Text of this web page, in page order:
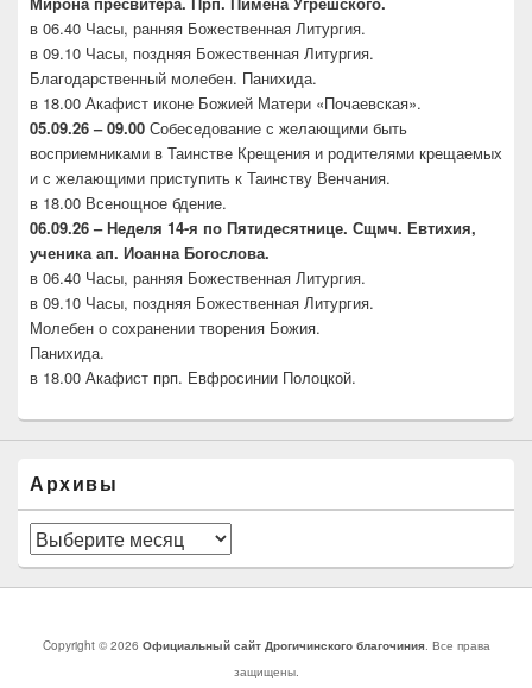
в 06.40 Часы, ранняя Божественная Литургия.
в 09.10 Часы, поздняя Божественная Литургия.
Благодарственный молебен. Панихида.
в 18.00 Акафист иконе Божией Матери «Почаевская».
05.09.26 – 09.00 Собеседование с желающими быть
восприемниками в Таинстве Крещения и родителями крещаемых
и с желающими приступить к Таинству Венчания.
в 18.00 Всенощное бдение.
06.09.26 – Неделя 14-я по Пятидесятнице. Сщмч. Евтихия,
ученика ап. Иоанна Богослова.
в 06.40 Часы, ранняя Божественная Литургия.
в 09.10 Часы, поздняя Божественная Литургия.
Молебен о сохранении творения Божия.
Панихида.
в 18.00 Акафист прп. Евфросинии Полоцкой.
Архивы
Архивы
Copyright © 2026 Официальный сайт Дрогичинского благочиния. Все права
защищены.